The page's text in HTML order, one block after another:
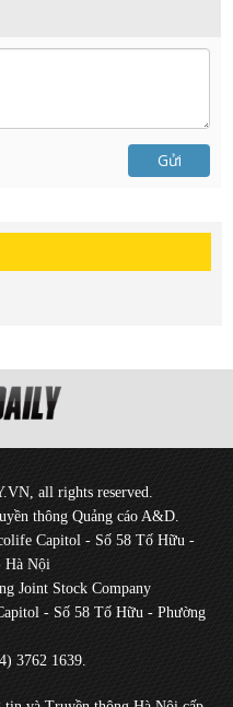
Gửi
all rights reserved.
thông Quảng cáo A&D.
Capitol - Số 58 Tố Hữu -
Hà Nội
Joint Stock Company
- Số 58 Tố Hữu - Phường
3762 1639.